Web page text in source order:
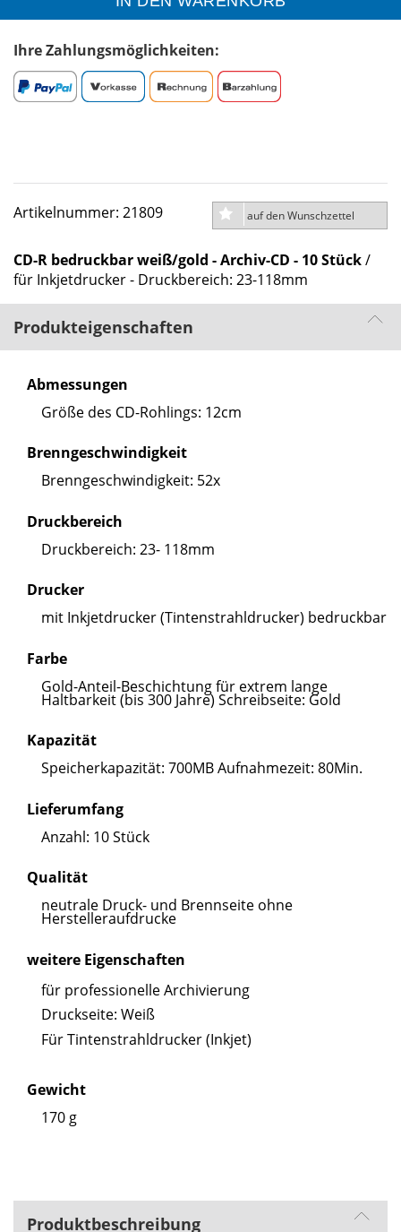
Ihre Zahlungsmöglichkeiten:
Artikelnummer: 21809 auf den Wunschzettel
CD-R bedruckbar weiß/gold - Archiv-CD - 10 Stück/
für Inkjetdrucker - Druckbereich: 23-118mm
Produkteigenschaften
Abmessungen
Größe des CD-Rohlings: 12cm
Brenngeschwindigkeit
Brenngeschwindigkeit: 52x
Druckbereich
Druckbereich: 23- 118mm
Drucker
mit Inkjetdrucker (Tintenstrahldrucker) bedruckbar
Farbe
Gold-Anteil-Beschichtung für extrem lange
Haltbarkeit (bis 300 Jahre) Schreibseite: Gold
Kapazität
Speicherkapazität: 700MB Aufnahmezeit: 80Min.
Lieferumfang
Anzahl: 10 Stück
Qualität
neutrale Druck- und Brennseite ohne
Herstelleraufdrucke
weitere Eigenschaften
für professionelle Archivierung
Druckseite: Weiß
Für Tintenstrahldrucker (Inkjet)
Gewicht
170 g
Produktbeschreibung